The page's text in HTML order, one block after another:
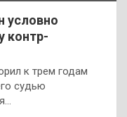
условно
контр-
к трем годам
судью